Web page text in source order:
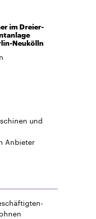
im Dreier-
Neukölln
und
Anbieter